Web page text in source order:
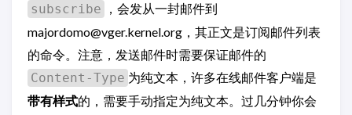
subscribe
，会发从一封邮件到
majordomo@vger.kernel.org，其正文是订阅邮件列表
的命令。注意，发送邮件时需要保证邮件的
Content-Type 为纯文本，许多在线邮件客户端是
带有样式的，需要手动指定为纯文本。过几分钟你会